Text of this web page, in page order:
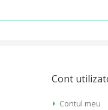
Cont
Contul meu